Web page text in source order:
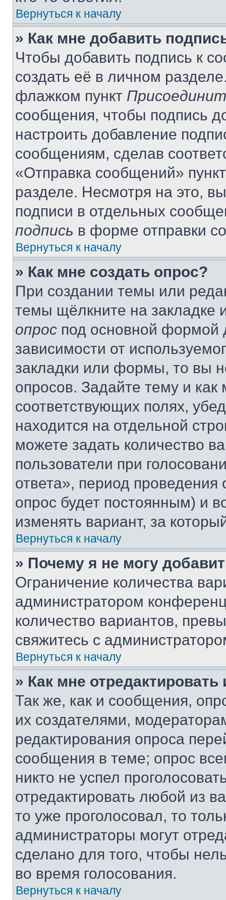
Вернуться к началу
» Как мне добавить
Чтобы добавить подпись к
создать её в личном
флажком пункт
сообщения, чтобы подпись
настроить добавление
сообщениям, сделав
«Отправка сообщений»
разделе. Несмотря на это,
подписи в отдельных
подпись в форме отправки
Вернуться к началу
» Как мне создать опрос?
При создании темы или
темы щёлкните на
опрос под основной формой
зависимости от
закладки или формы, то вы
опросов. Задайте тему и
соответствующих полях,
находится на отдельной
можете задать количество
пользователи при
ответа», период проведения
опрос будет постоянным) и
изменять вариант, за
Вернуться к началу
» Почему я не могу
Ограничение количества
администратором
количество вариантов,
свяжитесь с
Вернуться к началу
» Как мне
Так же, как и сообщения,
их создателями,
редактирования опроса
сообщения в теме; опрос
никто не успел
отредактировать любой из
то уже проголосовал, то
администраторы могут
сделано для того, чтобы
во время голосования.
Вернуться к началу